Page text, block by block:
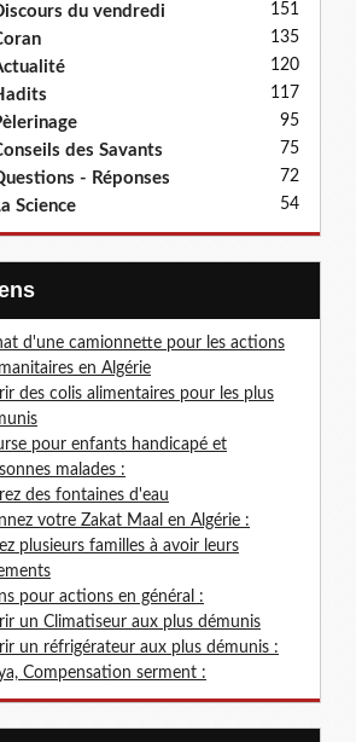
du vendredi 151
135
120
117
95
des Savants 75
- Réponses 72
Science 54
d'une camionnette pour les actions
en Algérie
des colis alimentaires pour les plus
pour enfants handicapé et
malades :
des fontaines d'eau
votre Zakat Maal en Algérie :
plusieurs familles à avoir leurs
pour actions en général :
un Climatiseur aux plus démunis
un réfrigérateur aux plus démunis :
Compensation serment :